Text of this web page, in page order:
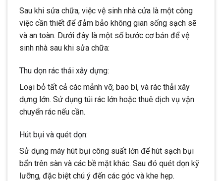
Sau khi sửa chữa, việc vệ sinh nhà cửa là một công
việc cần thiết để đảm bảo không gian sống sạch sẽ
và an toàn. Dưới đây là một số bước cơ bản để vệ
sinh nhà sau khi sửa chữa:
Thu dọn rác thải xây dựng:
Loại bỏ tất cả các mảnh vỡ, bao bì, và rác thải xây
dựng lớn. Sử dụng túi rác lớn hoặc thuê dịch vụ vận
chuyển rác nếu cần.
Hút bụi và quét dọn:
Sử dụng máy hút bụi công suất lớn để hút sạch bụi
bẩn trên sàn và các bề mặt khác. Sau đó quét dọn kỹ
lưỡng, đặc biệt chú ý đến các góc và khe hẹp.